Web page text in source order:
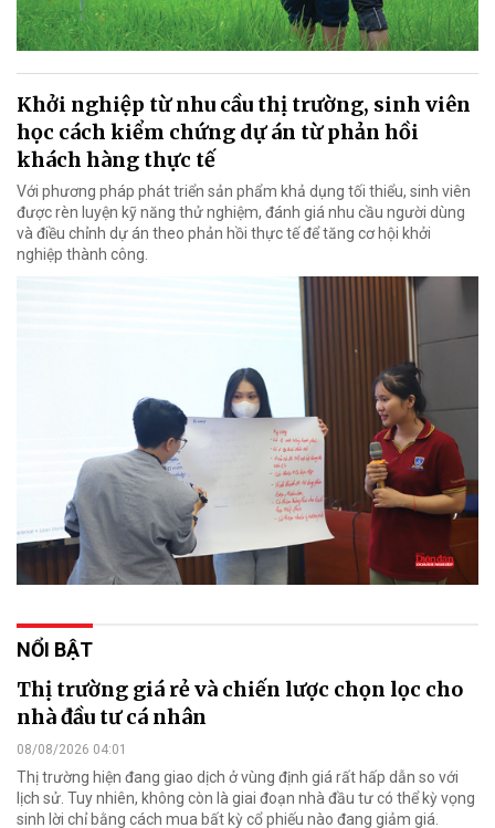
Khởi nghiệp từ nhu cầu thị trường, sinh viên
học cách kiểm chứng dự án từ phản hồi
khách hàng thực tế
Với phương pháp phát triển sản phẩm khả dụng tối thiểu, sinh viên
được rèn luyện kỹ năng thử nghiệm, đánh giá nhu cầu người dùng
và điều chỉnh dự án theo phản hồi thực tế để tăng cơ hội khởi
nghiệp thành công.
NỔI BẬT
Thị trường giá rẻ và chiến lược chọn lọc cho
nhà đầu tư cá nhân
08/08/2026 04:01
Thị trường hiện đang giao dịch ở vùng định giá rất hấp dẫn so với
lịch sử. Tuy nhiên, không còn là giai đoạn nhà đầu tư có thể kỳ vọng
sinh lời chỉ bằng cách mua bất kỳ cổ phiếu nào đang giảm giá.